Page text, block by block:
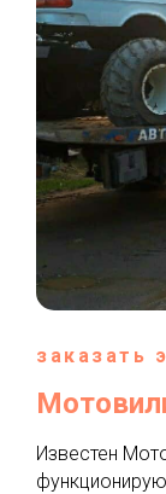
заказать
Известен